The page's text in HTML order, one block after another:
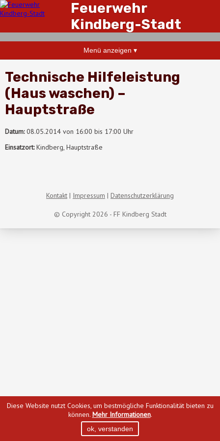
Feuerwehr
Kindberg-Stadt
Menü anzeigen ▾
Technische Hilfeleistung
(Haus waschen) –
Hauptstraße
Datum:08.05.2014 von 16:00 bis 17:00 Uhr
Einsatzort:Kindberg, Hauptstraße
© Copyright 2026 - FF Kindberg Stadt
Kontakt Impressum Datenschutzerklärung
Diese Website nutzt Cookies, um bestmögliche Funktionalität bieten zu
können. Mehr Informationen.
ok, verstanden